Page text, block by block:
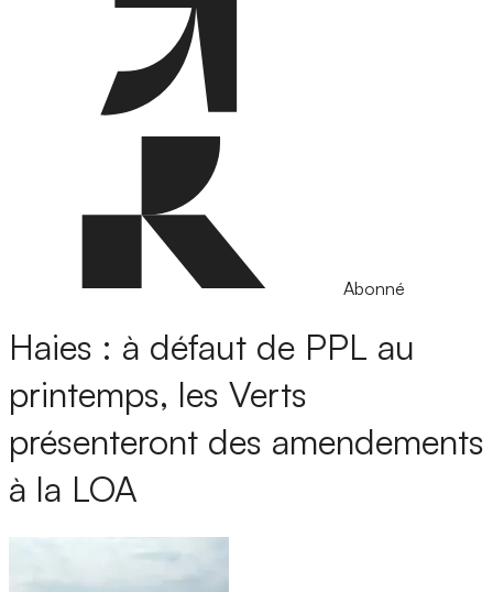
Abonné
Haies : à défaut de PPL au
printemps, les Verts
présenteront des amendements
à la LOA